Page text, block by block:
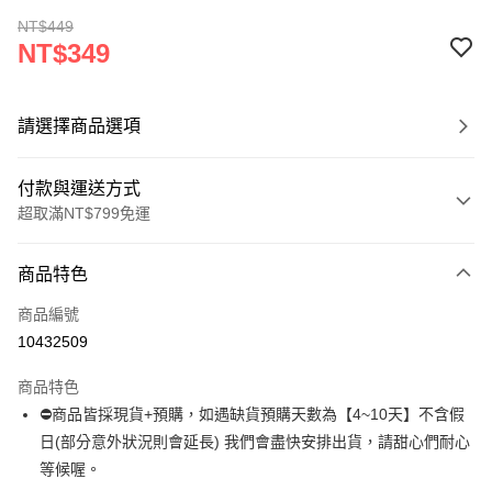
NT$449
NT$349
請選擇商品選項
付款與運送方式
超取滿NT$799免運
信用卡一次付款
超商取貨付款
Apple Pay
街口支付
商品特色
商品編號
10432509
商品特色
⛔商品皆採現貨+預購，如遇缺貨預購天數為【4~10天】不含假
日(部分意外狀況則會延長) 我們會盡快安排出貨，請甜心們耐心
等候喔。